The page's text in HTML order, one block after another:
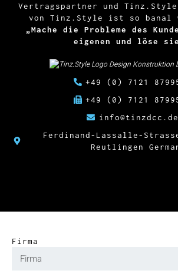
Vertragspartner und
von Tinz.Style ist so banal
„Mache die Probleme des
eigenen und löse
+49 (0) 7121
+49 (0) 7121
info@tinzdcc.de
Ferdinand-Lassalle-
Reutlingen
Firma